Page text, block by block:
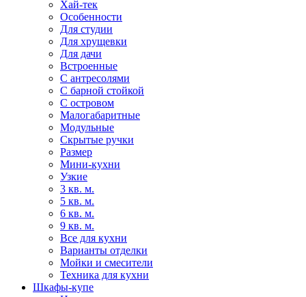
Хай-тек
Особенности
Для студии
Для хрущевки
Для дачи
Встроенные
С антресолями
С барной стойкой
С островом
Малогабаритные
Модульные
Скрытые ручки
Размер
Мини-кухни
Узкие
3 кв. м.
5 кв. м.
6 кв. м.
9 кв. м.
Все для кухни
Варианты отделки
Мойки и смесители
Техника для кухни
Шкафы-купе